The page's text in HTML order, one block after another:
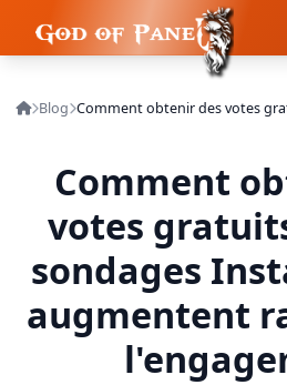
Blog
Comment
votes
sondages
augmentent